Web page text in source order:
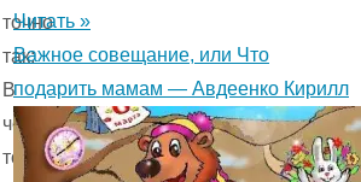
точно
так:
В
чем
толку
Читать »
Важное совещание, или Что
подарить мамам — Авдеенко Кирилл